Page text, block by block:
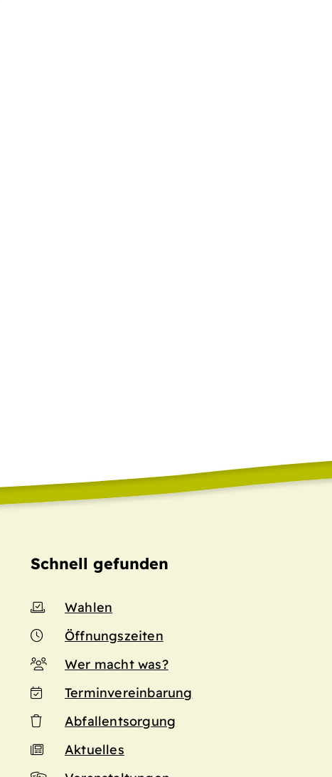
Schnell gefunden
Wahlen
Öffnungszeiten
Wer macht was?
Terminvereinbarung
Abfallentsorgung
Aktuelles